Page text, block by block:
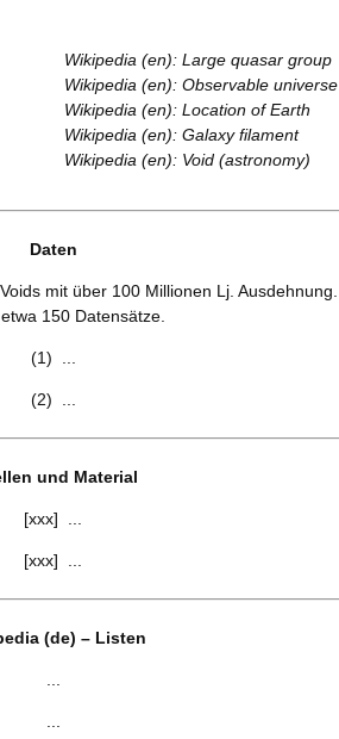
Wikipedia (en): Large quasar group
Wikipedia (en): Observable universe
Wikipedia (en): Location of Earth
Wikipedia (en): Galaxy filament
Wikipedia (en): Void (astronomy)
Daten
mit über 100 Millionen Lj. Ausdehnung.
150 Datensätze.
(1) ...
(2) ...
und Material
[xxx] ...
[xxx] ...
(de) – Listen